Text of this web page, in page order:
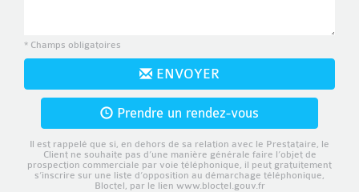
* Champs obligatoires
ENVOYER
Prendre un rendez-vous
Il est rappelé que si, en dehors de sa relation avec le Prestataire, le
Client ne souhaite pas d’une manière générale faire l’objet de
prospection commerciale par voie téléphonique, il peut gratuitement
s’inscrire sur une liste d’opposition au démarchage téléphonique,
Bloctel, par le lien www.bloctel.gouv.fr